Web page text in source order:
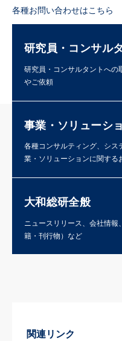
各種お問い合わせはこちら
研究員・コンサル
研究員・コンサルタントへの
やご依頼
事業・ソリューシ
各種コンサルティング、シス
業・ソリューションに関する
大和総研全般
ニュースリリース、会社情
籍・刊行物）など
関連リンク